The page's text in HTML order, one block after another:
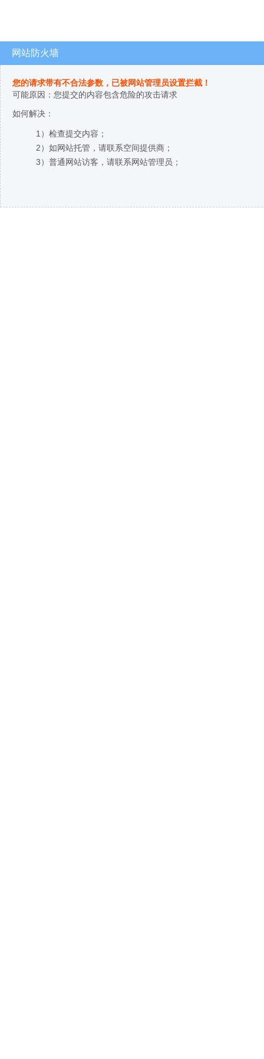
网站防火墙
您的请求带有不合法参数，已被网站管理员设置拦截！
可能原因：您提交的内容包含危险的攻击请求
如何解决：
1）检查提交内容；
2）如网站托管，请联系空间提供商；
3）普通网站访客，请联系网站管理员；